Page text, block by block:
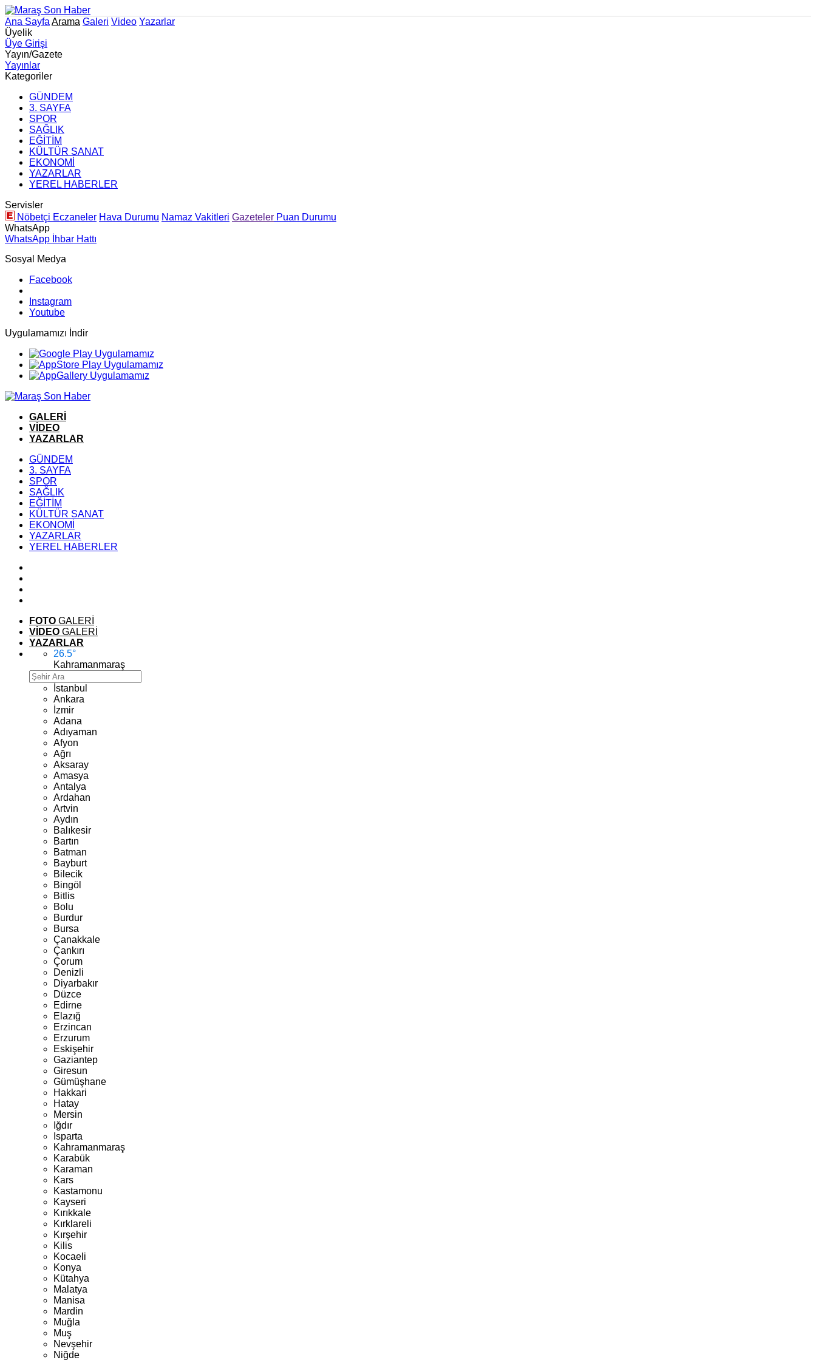
Ana Sayfa Arama Galeri Video Yazarlar
Üyelik
Üye Girişi
Yayın/Gazete
Yayınlar
Kategoriler
GÜNDEM
3. SAYFA
SPOR
SAĞLIK
EĞİTİM
KÜLTÜR SANAT
EKONOMİ
YAZARLAR
YEREL HABERLER
Servisler
Nöbetçi Eczaneler Hava Durumu Namaz Vakitleri Gazeteler Puan Durumu
WhatsApp
WhatsApp İhbar Hattı
Sosyal Medya
Facebook
Instagram
Youtube
Uygulamamızı İndir
GALERİ
VİDEO
YAZARLAR
GÜNDEM
3. SAYFA
SPOR
SAĞLIK
EĞİTİM
KÜLTÜR SANAT
EKONOMİ
YAZARLAR
YEREL HABERLER
FOTO GALERİ
VİDEO GALERİ
YAZARLAR
26.5°
Kahramanmaraş
İstanbul
Ankara
İzmir
Adana
Adıyaman
Afyon
Ağrı
Aksaray
Amasya
Antalya
Ardahan
Artvin
Aydın
Balıkesir
Bartın
Batman
Bayburt
Bilecik
Bingöl
Bitlis
Bolu
Burdur
Bursa
Çanakkale
Çankırı
Çorum
Denizli
Diyarbakır
Düzce
Edirne
Elazığ
Erzincan
Erzurum
Eskişehir
Gaziantep
Giresun
Gümüşhane
Hakkari
Hatay
Mersin
Iğdır
Isparta
Kahramanmaraş
Karabük
Karaman
Kars
Kastamonu
Kayseri
Kırıkkale
Kırklareli
Kırşehir
Kilis
Kocaeli
Konya
Kütahya
Malatya
Manisa
Mardin
Muğla
Muş
Nevşehir
Niğde